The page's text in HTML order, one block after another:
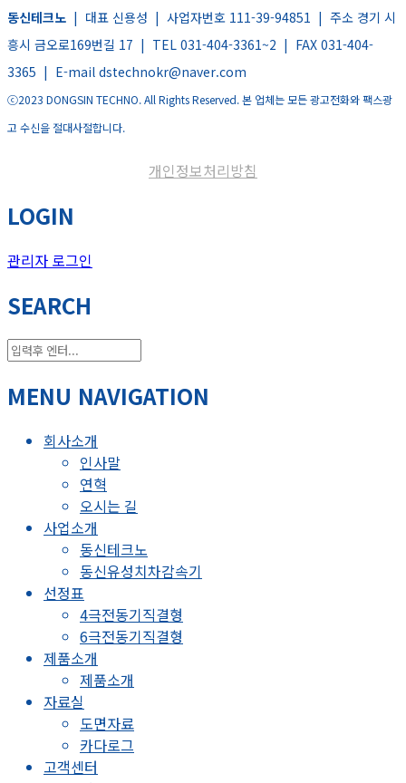
동신테크노 | 대표 신용성 | 사업자번호 111-39-94851 | 주소 경기 시
흥시 금오로169번길 17 | TEL 031-404-3361~2 | FAX 031-404-
3365 | E-mail dstechnokr@naver.com
ⓒ2023 DONGSIN TECHNO. All Rights Reserved. 본 업체는 모든 광고전화와 팩스광
고 수신을 절대사절합니다.
개인정보처리방침
LOGIN
관리자 로그인
SEARCH
MENU NAVIGATION
회사소개
인사말
연혁
오시는 길
사업소개
동신테크노
동신유성치차감속기
선정표
4극전동기직결형
6극전동기직결형
제품소개
제품소개
자료실
도면자료
카다로그
고객센터